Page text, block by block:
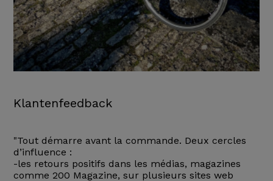
Klantenfeedback
"Tout démarre avant la commande. Deux cercles
d’influence :
-les retours positifs dans les médias, magazines
comme 200 Magazine, sur plusieurs sites web